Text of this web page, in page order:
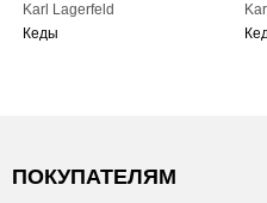
Karl Lagerfeld
Кеды
ПОКУПАТЕЛЯМ